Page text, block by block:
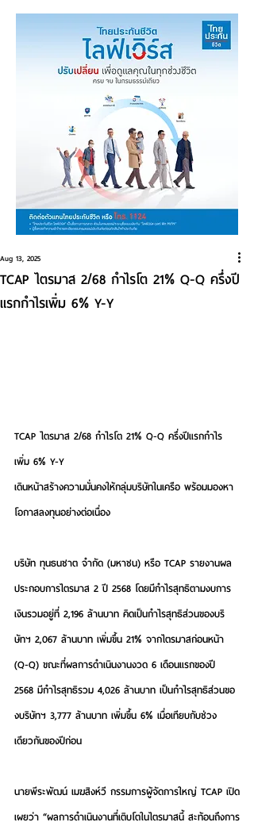
TCAP ไตรมาส 2/68 กำไรโต 21% Q-Q ครึ่งปี
แรกกำไรเพิ่ม 6% Y-Y
Aug 13, 2025
TCAP ไตรมาส 2/68 กำไรโต 21% Q-Q ครึ่งปีแรกกำไร
เพิ่ม 6% Y-Y
เดินหน้าสร้างความมั่นคงให้กลุ่มบริษัทในเครือ พร้อมมองหา
โอกาสลงทุนอย่างต่อเนื่อง
บริษัท ทุนธนชาต จำกัด (มหาชน) หรือ TCAP รายงานผล
ประกอบการไตรมาส 2 ปี 2568 โดยมีกำไรสุทธิตามงบการ
เงินรวมอยู่ที่ 2,196 ล้านบาท คิดเป็นกำไรสุทธิส่วนของบริ
ษัทฯ 2,067 ล้านบาท เพิ่มขึ้น 21% จากไตรมาสก่อนหน้า
(Q-Q) ขณะที่ผลการดำเนินงานงวด 6 เดือนแรกของปี
2568 มีกำไรสุทธิรวม 4,026 ล้านบาท เป็นกำไรสุทธิส่วนขอ
งบริษัทฯ 3,777 ล้านบาท เพิ่มขึ้น 6% เมื่อเทียบกับช่วง
เดียวกันของปีก่อน
นายพีระพัฒน์ เมฆสิงห์วี กรรมการผู้จัดการใหญ่ TCAP เปิด
เผยว่า “ผลการดำเนินงานที่เติบโตในไตรมาสนี้ สะท้อนถึงการ